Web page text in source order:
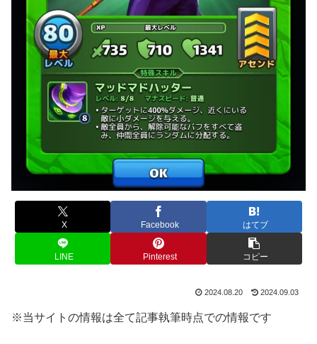
X Facebook はてブ
LINE Pinterest コピー
2024.08.20 2024.09.03
※当サイトの情報は全て記事執筆時点での情報です